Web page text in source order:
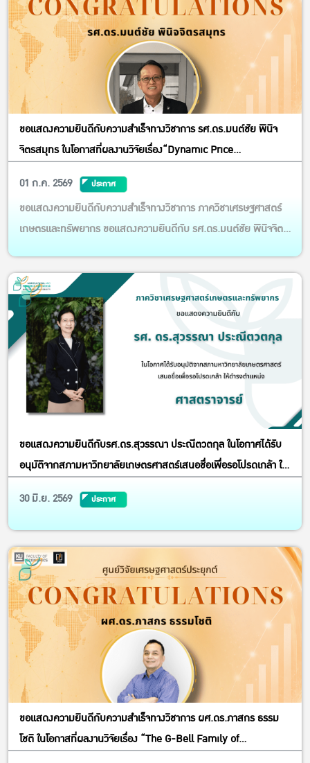
ขอแสดงความยินดีกับความสำเร็จทางวิชาการ รศ.ดร.มนต์ชัย พินิจ
จิตรสมุทร ในโอกาสที่ผลงานวิจัยเรื่อง“Dynamic Price
Cointegration–ECM and Machine-Learning Analysis”
01 ก.ค. 2569 ประกาศ
ขอแสดงความยินดีกับความสำเร็จทางวิชาการ ภาควิชาเศรษฐศาสตร์
เกษตรและทรัพยากร ขอแสดงความยินดีกับ รศ.ดร.มนต์ชัย พินิจจิตร
from SHFE to Thai Rubber Markets: A Cointegration–ECM
and Machine-Learning Analysis” ได้รับการตีพิมพ์ในวารสาร
นานาชาติ Ec...
ขอแสดงความยินดีกับรศ.ดร.สุวรรณา ประณีตวตกุล ในโอกาศได้รับ
อนุมัติจากสภามหาวิทยาลัยเกษตรศาสตร์เสนอชื่อเพื่อรอโปรดเกล้า ให้
30 มิ.ย. 2569 ประกาศ
ขอแสดงความยินดีกับความสำเร็จทางวิชาการ ผศ.ดร.ภาสกร ธรรม
โชติ ในโอกาสที่ผลงานวิจัยเรื่อง “The G-Bell Family of